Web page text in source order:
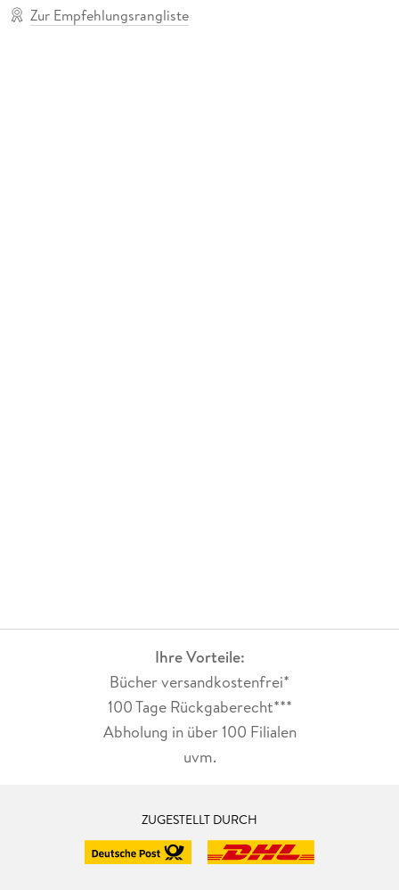
Zur Empfehlungsrangliste
Ihre Vorteile:
Bücher versandkostenfrei*
100 Tage Rückgaberecht***
Abholung in über 100 Filialen
uvm.
ZUGESTELLT DURCH